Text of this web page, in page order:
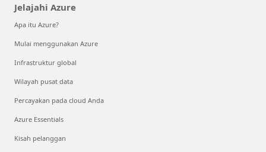
Jelajahi Azure
Apa itu Azure?
Mulai menggunakan Azure
Infrastruktur global
Wilayah pusat data
Percayakan pada cloud Anda
Azure Essentials
Kisah pelanggan